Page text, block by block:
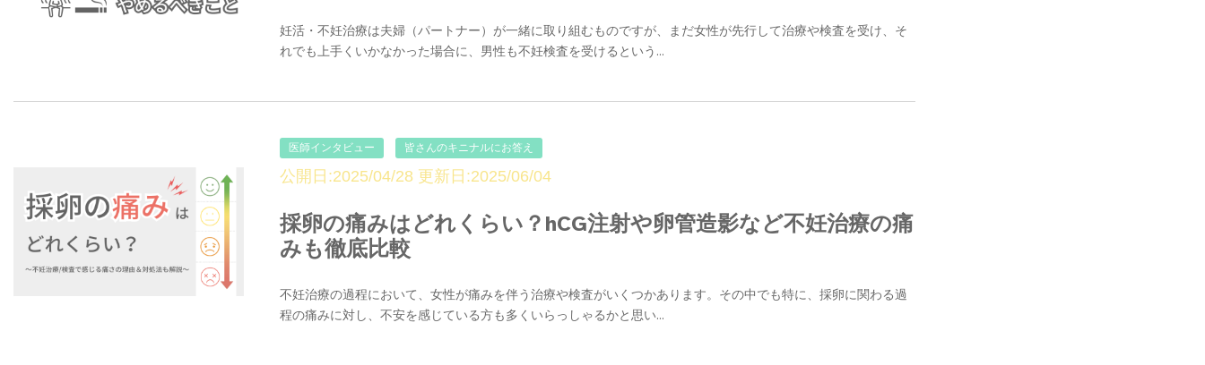
妊活・不妊治療は夫婦（パートナー）が一緒に取り組むものですが、まだ女性が先行して治療や検査を受け、そ
れでも上手くいかなかった場合に、男性も不妊検査を受けるという...
医師インタビュー 皆さんのキニナルにお答え
公開日:2025/04/28 更新日:2025/06/04
採卵の痛みはどれくらい？hCG注射や卵管造影など不妊治療の痛
みも徹底比較
不妊治療の過程において、女性が痛みを伴う治療や検査がいくつかあります。その中でも特に、採卵に関わる過
程の痛みに対し、不安を感じている方も多くいらっしゃるかと思い...